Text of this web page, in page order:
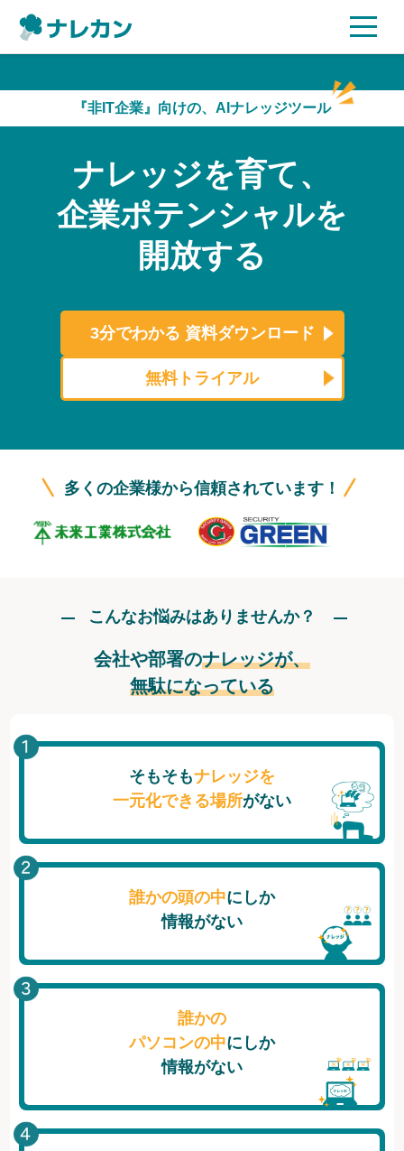
AI機能
ご利用企業様の声
セキュリティ
よくある質問
資料ダウンロード
ログイン
『非IT企業』向けの、AIナレッジツール
ナレッジを育て、
企業ポテンシャルを
開放する
3分でわかる 資料ダウンロード
無料トライアル
多くの企業様から信頼されています！
こんなお悩みはありませんか？
会社や部署のナレッジが、
無駄になっている
そもそもナレッジを
一元化できる場所がない
誰かの頭の中にしか
情報がない
誰かの
パソコンの中にしか
情報がない